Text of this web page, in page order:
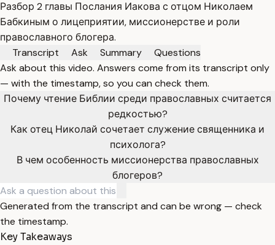
Разбор 2 главы Послания Иакова с отцом Николаем
Бабкиным о лицеприятии, миссионерстве и роли
православного блогера.
Transcript
Ask Summary
Questions
Ask about this video. Answers come from its transcript only
— with the timestamp, so you can check them.
Почему чтение Библии среди православных считается
редкостью?
Как отец Николай сочетает служение священника и
психолога?
В чем особенность миссионерства православных
блогеров?
Generated from the transcript and can be wrong — check
the timestamp.
Key Takeaways